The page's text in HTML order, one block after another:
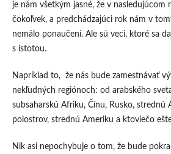
je nám všetkým jasné, že v nasledujúcom
čokoľvek, a predchádzajúci rok nám v
nemálo ponaučení. Ale sú veci, ktoré sa
s istotou.
Napríklad to, že nás bude zamestnávať
nekľudných regiónoch: od arabského
subsaharskú Afriku, Čínu, Rusko, strednú
polostrov, strednú Ameriku a ktoviečo
Nik asi nepochybuje o tom, že bude